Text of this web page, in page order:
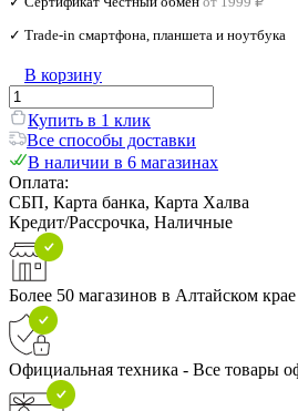
✓ Trade‑in смартфона, планшета и ноутбука
В корзину
Купить в 1 клик
Все способы доставки
В наличии в 6 магазинах
Оплата:
СБП, Карта банка, Карта Халва
Кредит/Рассрочка, Наличные
Более 50 магазинов в Алтайском крае
Официальная техника - Все товары